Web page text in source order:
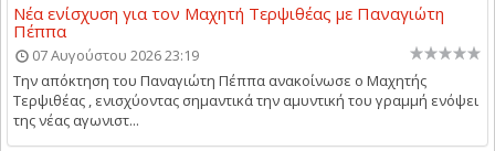
Νέα ενίσχυση για τον Μαχητή Τερψιθέας με Παναγιώτη
Πέππα
07 Αυγούστου 2026 23:19
Την απόκτηση του Παναγιώτη Πέππα ανακοίνωσε ο Μαχητής
Τερψιθέας , ενισχύοντας σημαντικά την αμυντική του γραμμή ενόψει
της νέας αγωνιστ...